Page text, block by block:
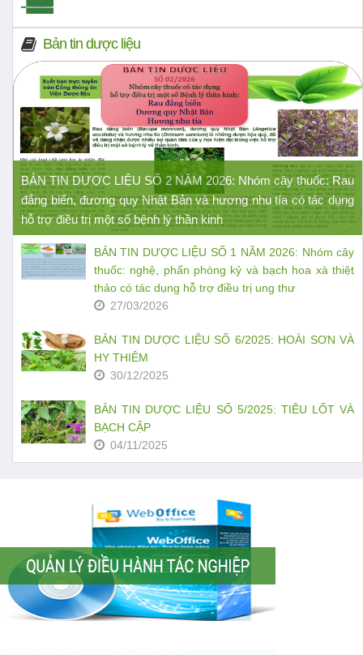
Bản tin dược liệu
BẢN TIN DƯỢC LIỆU SỐ 2 NĂM 2026: Nhóm cây thuốc: Rau
đắng biển, đương quy Nhật Bản và hương nhu tía có tác dụng
hỗ trợ điều trị một số bệnh lý thần kinh
BẢN TIN DƯỢC LIỆU SỐ 1 NĂM 2026: Nhóm cây
thuốc: nghệ, phấn phòng kỷ và bạch hoa xà thiệt
thảo có tác dụng hỗ trợ điều trị ung thư
27/03/2026
BẢN TIN DƯỢC LIỆU SỐ 6/2025: HOÀI SƠN VÀ
HY THIÊM
30/12/2025
BẢN TIN DƯỢC LIỆU SỐ 5/2025: TIÊU LỐT VÀ
BẠCH CẬP
04/11/2025